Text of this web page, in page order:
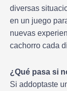
diversas
en un juego
nuevas
cachorro cada
¿Qué pasa si
Si addoptaste